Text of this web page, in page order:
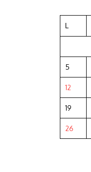
L
5
12
19
26